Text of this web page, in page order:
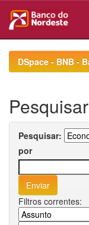
navigationDSpace - BNB -
Pesquisar
Pesquisar:
por
Filtros correntes: